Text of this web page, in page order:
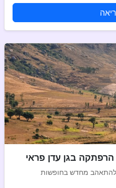
בגן עדן פראי
להתאהב מחדש בחופשות